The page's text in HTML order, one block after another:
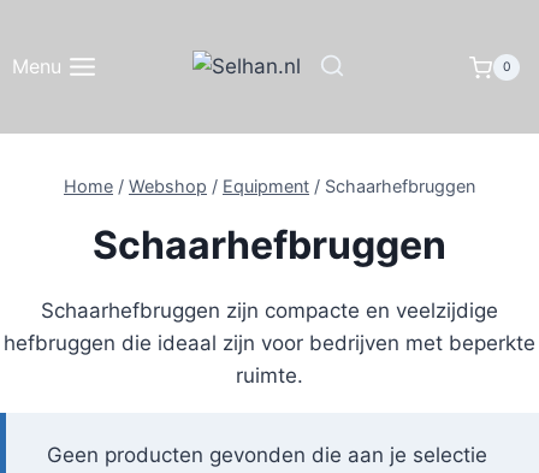
inhoud
Menu 0
Home / Webshop / Equipment / Schaarhefbruggen
Schaarhefbruggen
Schaarhefbruggen zijn compacte en veelzijdige
hefbruggen die ideaal zijn voor bedrijven met beperkte
ruimte.
Geen producten gevonden die aan je selectie